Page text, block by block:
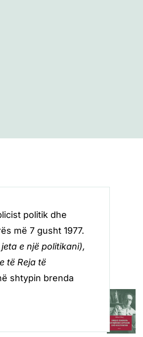
politik dhe
më 7 gusht 1977.
e një politikani),
të Reja të
shtypin brenda